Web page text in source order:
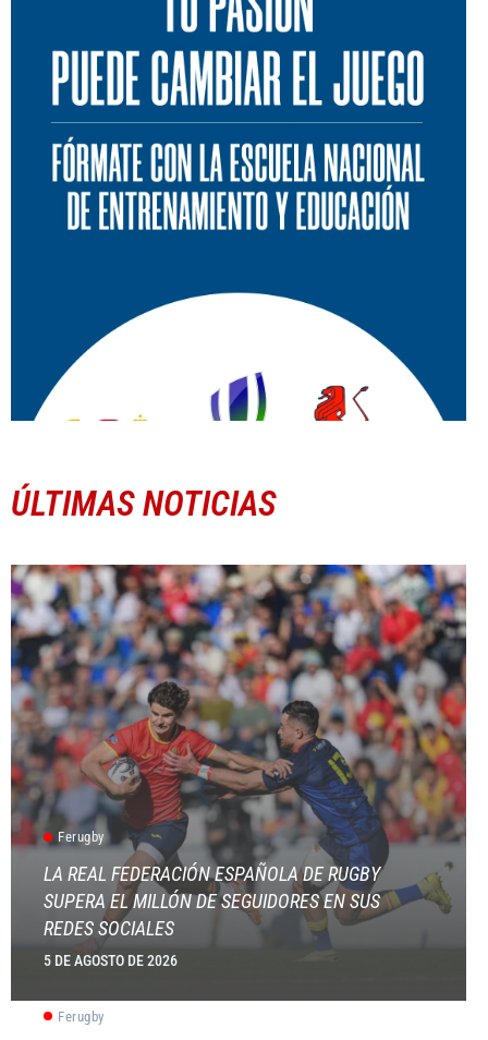
ÚLTIMAS NOTICIAS
Ferugby
LA REAL FEDERACIÓN ESPAÑOLA DE RUGBY
SUPERA EL MILLÓN DE SEGUIDORES EN SUS
REDES SOCIALES
5 DE AGOSTO DE 2026
Ferugby